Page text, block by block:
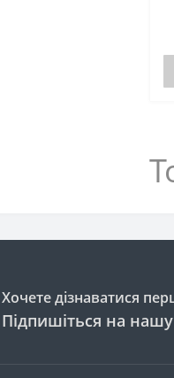
Хочете дізнаватися
Підпишіться на